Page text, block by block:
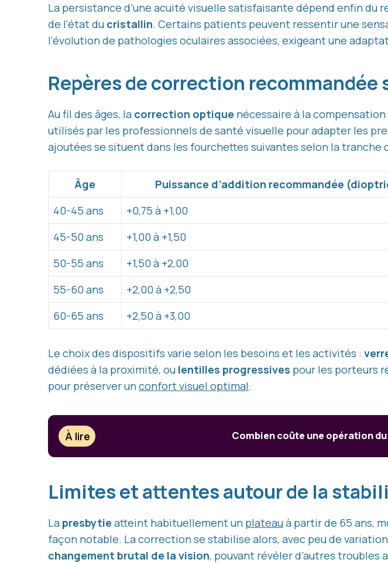
La persistance d’une acuité visuelle satisfaisante dépend enfin
de l’état du cristallin. Certains patients peuvent ressentir une
l’évolution de pathologies oculaires associées, exigeant une
Repères de correction recommandée
Au fil des âges, la correction optique nécessaire à la
utilisés par les professionnels de santé visuelle pour adapter les
ajoutées se situent dans les fourchettes suivantes selon la tranche
Âge Puissance d’addition recommandée
40-45 ans
+0,75 à +1,00
45-50 ans
+1,00 à +1,50
50-55 ans
+1,50 à +2,00
55-60 ans
+2,00 à +2,50
60-65 ans
+2,50 à +3,00
Le choix des dispositifs varie selon les besoins et les activités :
dédiées à la proximité, ou lentilles progressives pour les porteurs
pour préserver unconfort visuel optimal.
À lire Combien coûte une opération
Limites et attentes autour de la
La presbytie atteint habituellement un plateauà partir de 65 ans,
façon notable. La correction se stabilise alors, avec peu de
changement brutal de la vision, pouvant révéler d’autres troubles